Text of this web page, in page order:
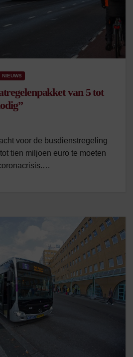
NIEUWS
van 5 tot
voor de busdienstregeling
tien miljoen euro te moeten